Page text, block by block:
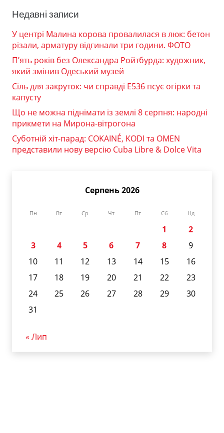
Недавні записи
У центрі Малина корова провалилася в люк: бетон
різали, арматуру відгинали три години. ФОТО
П’ять років без Олександра Ройтбурда: художник,
який змінив Одеський музей
Сіль для закруток: чи справді Е536 псує огірки та
капусту
Що не можна піднімати із землі 8 серпня: народні
прикмети на Мирона-вітрогона
Суботній хіт-парад: COKAINÉ, KODI та OMEN
представили нову версію Cuba Libre & Dolce Vita
Серпень 2026
Пн Вт Ср Чт Пт Сб Нд
1
2
3
4 5 6 7 8
9
10
11 12 13 14 15
16
17
18 19 20 21 22
23
24
25 26 27 28 29
30
31
« Лип